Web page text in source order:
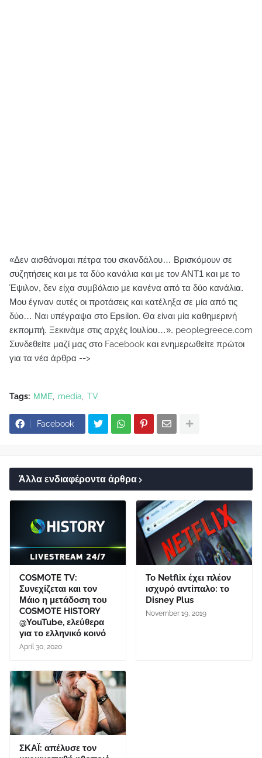
«Δεν αισθάνομαι πέτρα του σκανδάλου… Βρισκόμουν σε
συζητήσεις και με τα δύο κανάλια και με τον ΑΝΤ1 και με το
Έψιλον, δεν είχα συμβόλαιο με κανένα από τα δύο κανάλια.
Μου έγιναν αυτές οι προτάσεις και κατέληξα σε μία από τις
δύο… Ναι υπέγραψα στο Epsilon. Θα είναι μία καθημερινή
εκπομπή. Ξεκινάμε στις αρχές Ιουλίου…». peoplegreece.com
Συνδεθείτε μαζί μας στο Facebook και ενημερωθείτε πρώτοι
για τα νέα άρθρα -->
Tags: ΜΜΕ media TV
Facebook
Άλλα ενδιαφέροντα άρθρα
COSMOTE TV:
Συνεχίζεται και τον
Μάιο η μετάδοση του
COSMOTE HISTORY
@YouTube, ελεύθερα
για το ελληνικό κοινό
April 30, 2020
Το Netflix έχει πλέον
ισχυρό αντίπαλο: το
Disney Plus
November 19, 2019
ΣΚΑΪ: απέλυσε τον